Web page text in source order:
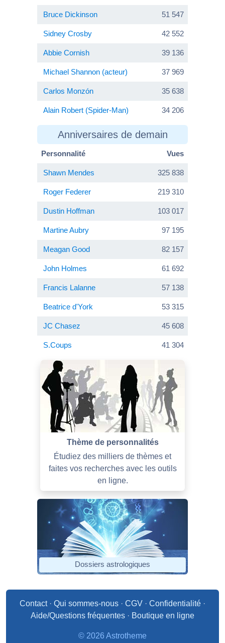
Bruce Dickinson 51 547
Sidney Crosby 42 552
Abbie Cornish 39 136
Michael Shannon (acteur) 37 969
Carlos Monzón 35 638
Alain Robert (Spider-Man) 34 206
Anniversaires de demain
Personnalité Vues
Shawn Mendes 325 838
Roger Federer 219 310
Dustin Hoffman 103 017
Martine Aubry 97 195
Meagan Good 82 157
John Holmes 61 692
Francis Lalanne 57 138
Beatrice d'York 53 315
JC Chasez 45 608
S.Coups 41 304
Thème de personnalités
Étudiez des milliers de thèmes et
faites vos recherches avec les outils
en ligne.
Dossiers astrologiques
Contact· Qui sommes-nous · CGV · Confidentialité ·
Aide/Questions fréquentes · Boutique en ligne
© 2026 Astrotheme